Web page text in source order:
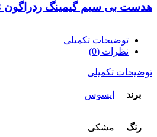
هدست بی سیم گیمینگ ردراگون Arrow H858
توضیحات تکمیلی
نظرات (0)
توضیحات تکمیلی
برند ایسوس
رنگ مشکی